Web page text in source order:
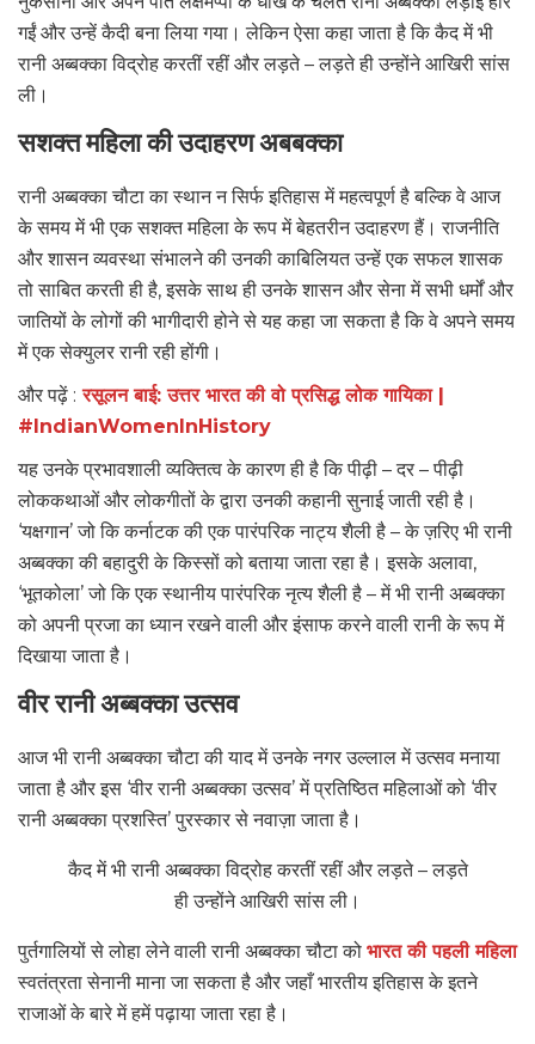
गईं और उन्हें कैदी बना लिया गया। लेकिन ऐसा कहा जाता है कि कैद में भी
रानी अब्बक्का विद्रोह करतीं रहीं और लड़ते – लड़ते ही उन्होंने आखिरी सांस
ली।
सशक्त महिला की उदाहरण अबबक्का
रानी अब्बक्का चौटा का स्थान न सिर्फ इतिहास में महत्वपूर्ण है बल्कि वे आज
के समय में भी एक सशक्त महिला के रूप में बेहतरीन उदाहरण हैं। राजनीति
और शासन व्यवस्था संभालने की उनकी काबिलियत उन्हें एक सफल शासक
तो साबित करती ही है, इसके साथ ही उनके शासन और सेना में सभी धर्मों और
जातियों के लोगों की भागीदारी होने से यह कहा जा सकता है कि वे अपने समय
में एक सेक्युलर रानी रही होंगी।
और पढ़ें : रसूलन बाई: उत्तर भारत की वो प्रसिद्ध लोक गायिका |
#IndianWomenInHistory
यह उनके प्रभावशाली व्यक्तित्व के कारण ही है कि पीढ़ी – दर – पीढ़ी
लोककथाओं और लोकगीतों के द्वारा उनकी कहानी सुनाई जाती रही है।
‘यक्षगान’ जो कि कर्नाटक की एक पारंपरिक नाट्य शैली है – के ज़रिए भी रानी
अब्बक्का की बहादुरी के किस्सों को बताया जाता रहा है। इसके अलावा,
‘भूतकोला’ जो कि एक स्थानीय पारंपरिक नृत्य शैली है – में भी रानी अब्बक्का
को अपनी प्रजा का ध्यान रखने वाली और इंसाफ करने वाली रानी के रूप में
दिखाया जाता है।
वीर रानी अब्बक्का उत्सव
आज भी रानी अब्बक्का चौटा की याद में उनके नगर उल्लाल में उत्सव मनाया
जाता है और इस ‘वीर रानी अब्बक्का उत्सव’ में प्रतिष्ठित महिलाओं को ‘वीर
रानी अब्बक्का प्रशस्ति’ पुरस्कार से नवाज़ा जाता है।
कैद में भी रानी अब्बक्का विद्रोह करतीं रहीं और लड़ते – लड़ते
ही उन्होंने आखिरी सांस ली।
पुर्तगालियों से लोहा लेने वाली रानी अब्बक्का चौटा को भारत की पहली महिला
स्वतंत्रता सेनानी माना जा सकता है और जहाँ भारतीय इतिहास के इतने
राजाओं के बारे में हमें पढ़ाया जाता रहा है।